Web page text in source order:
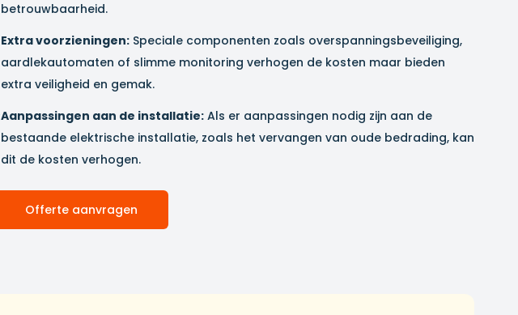
betrouwbaarheid.
Extra voorzieningen:Speciale componenten zoals overspanningsbeveiliging,
aardlekautomaten of slimme monitoring verhogen de kosten maar bieden
extra veiligheid en gemak.
Aanpassingen aan de installatie: Als er aanpassingen nodig zijn aan de
bestaande elektrische installatie, zoals het vervangen van oude bedrading, kan
dit de kosten verhogen.
Offerte aanvragen